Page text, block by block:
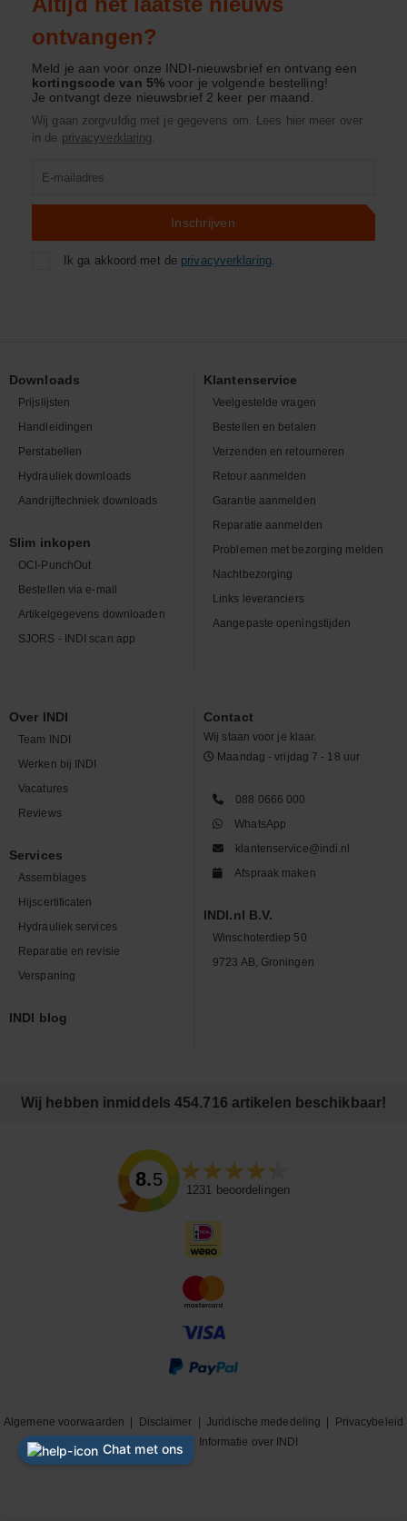
ontvangen?
Meld je aan voor onze INDI-nieuwsbrief en ontvang een
kortingscode van 5%voor je volgende bestelling!
Je ontvangt deze nieuwsbrief 2 keer per maand.
Wij gaan zorgvuldig met je gegevens om. Lees hier meer over
in de privacyverklaring.
Inschrijven
Ik ga akkoord met de privacyverklaring.
Downloads
Prijslijsten
Handleidingen
Perstabellen
Hydrauliek downloads
Aandrijftechniek downloads
Slim inkopen
OCI-PunchOut
Bestellen via e-mail
Artikelgegevens downloaden
SJORS - INDI scan app
Klantenservice
Veelgestelde vragen
Bestellen en betalen
Verzenden en retourneren
Retour aanmelden
Garantie aanmelden
Reparatie aanmelden
Problemen met bezorging melden
Nachtbezorging
Links leveranciers
Aangepaste openingstijden
Over INDI
Team INDI
Werken bij INDI
Vacatures
Reviews
Services
Assemblages
Hijscertificaten
Hydrauliek services
Reparatie en revisie
Verspaning
INDI blog
Contact
Wij staan voor je klaar.
Maandag - vrijdag 7 - 18 uur
088 0666 000
WhatsApp
klantenservice@indi.nl
Afspraak maken
INDI.nl B.V.
Winschoterdiep 50
9723 AB, Groningen
Wij hebben inmiddels 454.716 artikelen beschikbaar!
8.5
1231 beoordelingen
Algemene voorwaarden Disclaimer |Juridische mededeling
Privacybeleid
|
Cookiebeleid Informatie over INDI